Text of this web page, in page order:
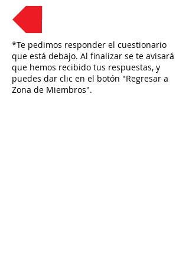
*Te pedimos responder el cuestionario
que está debajo. Al finalizar se te avisará
que hemos recibido tus respuestas, y
puedes dar clic en el botón "Regresar a
Zona de Miembros".